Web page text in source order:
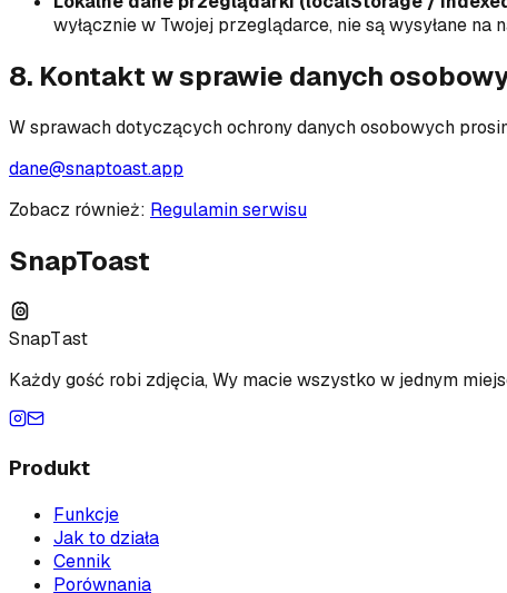
wyłącznie w Twojej przeglądarce, nie są wysyłane na
8. Kontakt w sprawie danych
W sprawach dotyczących ochrony danych osobowych
dane@snaptoast.app
Zobacz również: Regulamin serwisu
SnapToast
SnapTast
Każdy gość robi zdjęcia, Wy macie wszystko w jednym
Produkt
Funkcje
Jak to działa
Cennik
Porównania